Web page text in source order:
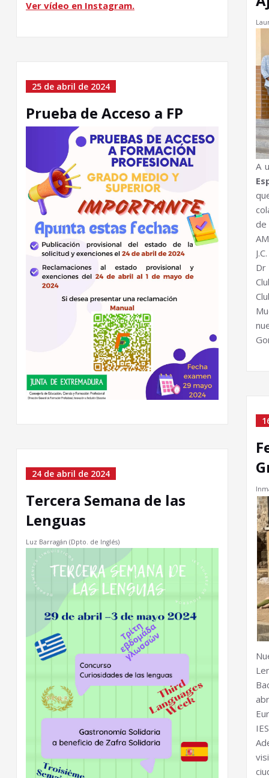
Ver vídeo en Instagram.
25 de abril de 2024
Prueba de Acceso a FP
24 de abril de 2024
Tercera Semana de las
Lenguas
Luz Barragán (Dpto. de Inglés)
A
de
Dr